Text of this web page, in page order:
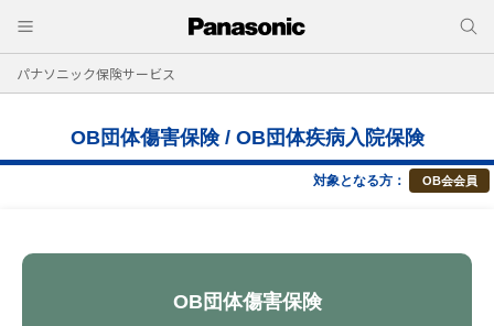
パナソニック保険サービス
OB団体傷害保険 / OB団体疾病入院保険
対象となる方： OB会会員
OB団体傷害保険